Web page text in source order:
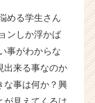
める学生さん
ンしか浮かば
事がわからな
出来る事なのか
な事は何か？興